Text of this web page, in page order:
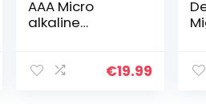
AAA Micro
alkaline
stuks [Amazon
€19.99